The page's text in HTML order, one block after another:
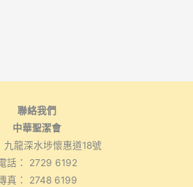
聯絡我們
中華聖潔會
九龍深水埗懷惠道18號
話： 2729 6192
真： 2748 6199